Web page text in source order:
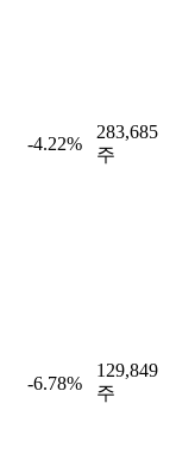
-4.22%
283,685
주
-6.78%
129,849
주